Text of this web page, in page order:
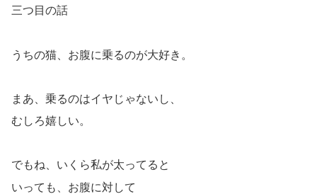
三つ目の話
うちの猫、お腹に乗るのが大好き。
まあ、乗るのはイヤじゃないし、
むしろ嬉しい。
でもね、いくら私が太ってると
いっても、お腹に対して